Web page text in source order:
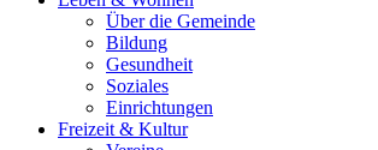
Über die Gemeinde
Bildung
Gesundheit
Soziales
Einrichtungen
Freizeit & Kultur